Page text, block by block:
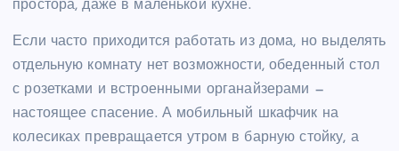
простора, даже в маленькой кухне.
Если часто приходится работать из дома, но выделять
отдельную комнату нет возможности, обеденный стол
с розетками и встроенными органайзерами —
настоящее спасение. А мобильный шкафчик на
колесиках превращается утром в барную стойку, а